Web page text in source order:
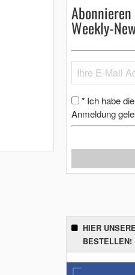
Weekly-
* Ich habe
Anmeldung
HIER
BESTELLEN!